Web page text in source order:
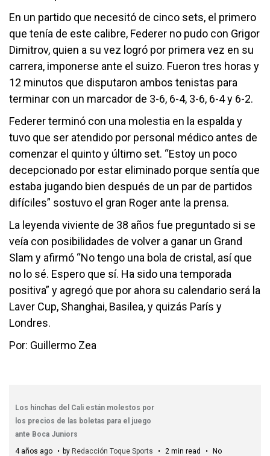
En un partido que necesitó de cinco sets, el primero
que tenía de este calibre, Federer no pudo con Grigor
Dimitrov, quien a su vez logró por primera vez en su
carrera, imponerse ante el suizo. Fueron tres horas y
12 minutos que disputaron ambos tenistas para
terminar con un marcador de 3-6, 6-4, 3-6, 6-4 y 6-2.
Federer terminó con una molestia en la espalda y
tuvo que ser atendido por personal médico antes de
comenzar el quinto y último set. “Estoy un poco
decepcionado por estar eliminado porque sentía que
estaba jugando bien después de un par de partidos
difíciles” sostuvo el gran Roger ante la prensa.
La leyenda viviente de 38 años fue preguntado si se
veía con posibilidades de volver a ganar un Grand
Slam y afirmó “No tengo una bola de cristal, así que
no lo sé. Espero que sí. Ha sido una temporada
positiva” y agregó que por ahora su calendario será la
Laver Cup, Shanghai, Basilea, y quizás París y
Londres.
Por: Guillermo Zea
Los hinchas del Cali están molestos por
los precios de las boletas para el juego
ante Boca Juniors
4 años ago
by Redacción Toque Sports 2 min read
No